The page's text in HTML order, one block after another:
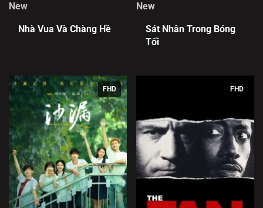
New
Nhà Vua Và Chàng Hề
New
Sát Nhân Trong Bóng
Tối
FHD FHD